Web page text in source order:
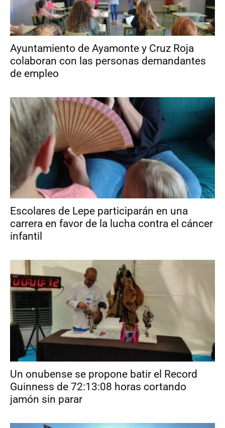
Ayuntamiento de Ayamonte y Cruz Roja
colaboran con las personas demandantes
de empleo
Escolares de Lepe participarán en una
carrera en favor de la lucha contra el cáncer
infantil
Un onubense se propone batir el Record
Guinness de 72:13:08 horas cortando
jamón sin parar